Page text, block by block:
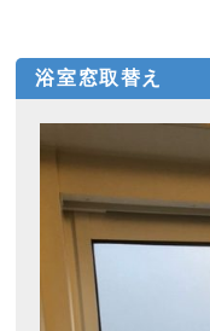
浴室窓取替え